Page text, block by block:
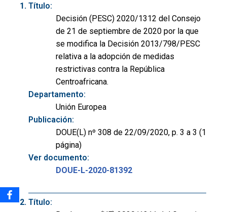
Título:
Decisión (PESC) 2020/1312 del Consejo
de 21 de septiembre de 2020 por la que
se modifica la Decisión 2013/798/PESC
relativa a la adopción de medidas
restrictivas contra la República
Centroafricana.
Departamento:
Unión Europea
Publicación:
DOUE(L) nº 308 de 22/09/2020, p. 3 a 3 (1
página)
Ver documento:
DOUE-L-2020-81392
Título: